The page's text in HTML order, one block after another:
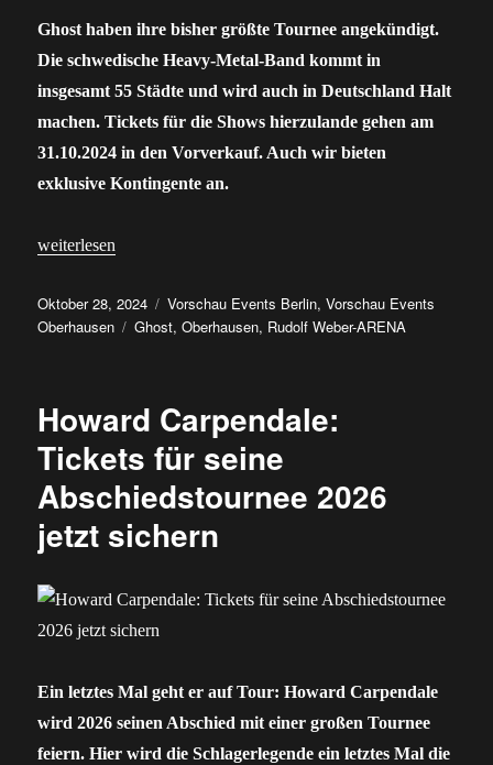
Ghost haben ihre bisher größte Tournee angekündigt.
Die schwedische Heavy-Metal-Band kommt in
insgesamt 55 Städte und wird auch in Deutschland Halt
machen. Tickets für die Shows hierzulande gehen am
31.10.2024 in den Vorverkauf. Auch wir bieten
exklusive Kontingente an.
„Ghost kündigen “World Tour 2025” an: Tickets ab 31.10. im
weiterlesen
Veröffentlicht
am
Oktober 28, 2024 Kategorien
Vorschau Events Berlin,Vorschau Events
Oberhausen
Schlagwörter
Ghost,Oberhausen, Rudolf Weber-ARENA
Howard Carpendale:
Tickets für seine
Abschiedstournee 2026
jetzt sichern
Ein letztes Mal geht er auf Tour: Howard Carpendale
wird 2026 seinen Abschied mit einer großen Tournee
feiern. Hier wird die Schlagerlegende ein letztes Mal die